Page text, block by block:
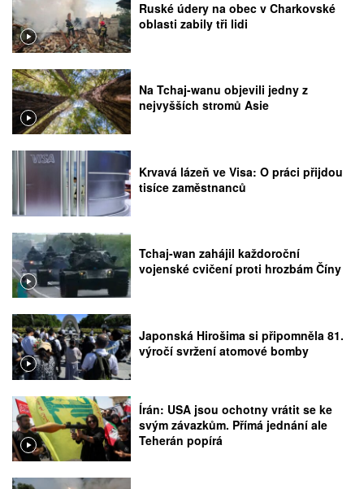
Ruské údery na obec v Charkovské
oblasti zabily tři lidi
Na Tchaj-wanu objevili jedny z
nejvyšších stromů Asie
Krvavá lázeň ve Visa: O práci přijdou
tisíce zaměstnanců
Tchaj-wan zahájil každoroční
vojenské cvičení proti hrozbám Číny
Japonská Hirošima si připomněla 81.
výročí svržení atomové bomby
Írán: USA jsou ochotny vrátit se ke
svým závazkům. Přímá jednání ale
Teherán popírá